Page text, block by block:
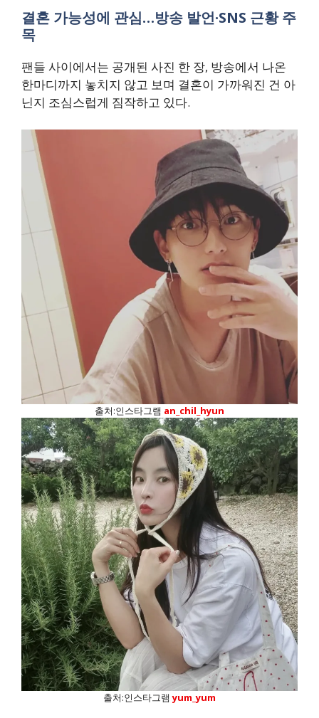
결혼 가능성에 관심…방송 발언·SNS 근황 주
목
팬들 사이에서는 공개된 사진 한 장, 방송에서 나온
한마디까지 놓치지 않고 보며 결혼이 가까워진 건 아
닌지 조심스럽게 짐작하고 있다.
출처:인스타그램 an_chil_hyun
출처:인스타그램yum_yum